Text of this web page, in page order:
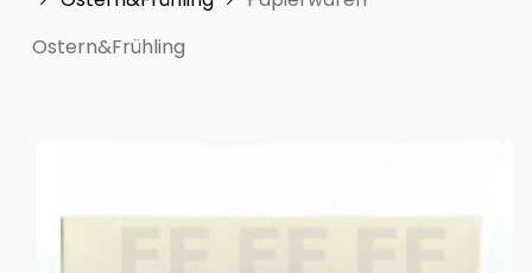
Ostern&Frühling